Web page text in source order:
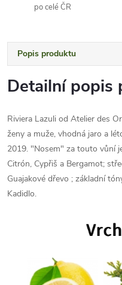
po celé ČR
Popis produktu
Detailní popis
Riviera Lazuli od Atelier des
ženy a muže, vhodná jaro a
2019. "Nosem" za touto vůní
Citrón, Cypřiš a Bergamot;
Guajakové dřevo ; základní
Kadidlo.